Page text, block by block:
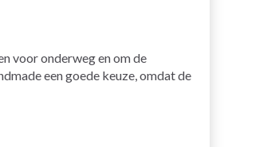
voor onderweg en om de
een goede keuze, omdat de